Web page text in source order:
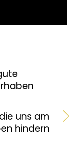
uns am
hindern